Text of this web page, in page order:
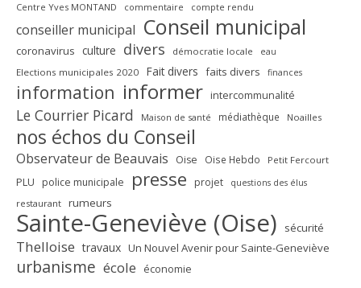
Centre Yves MONTAND commentaire compte rendu
conseiller municipal Conseil municipal
coronavirus culture divers démocratie locale eau
Elections municipales 2020 Fait divers faits divers finances
information informer intercommunalité
Le Courrier Picard Maison de santé médiathèque Noailles
nos échos du Conseil
Observateur de Beauvais Oise Oise Hebdo Petit Fercourt
PLU police municipale presse projet questions des élus
restaurant rumeurs
Sainte-Geneviève (Oise) sécurité
Thelloise travaux Un Nouvel Avenir pour Sainte-Geneviève
urbanisme école économie